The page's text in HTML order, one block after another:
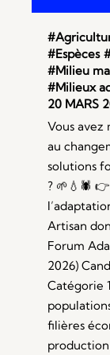
#Espèces
#Milieu
#Milieux
20 MARS
Vous
au
solutions
? 🌱💧🕷️
Artisan
Forum
2026)
Catégorie
filières